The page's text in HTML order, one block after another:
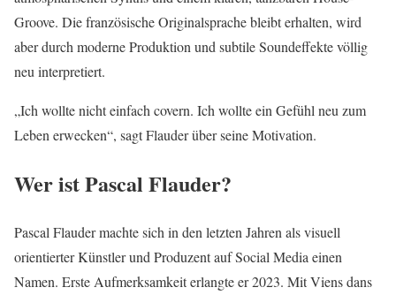
Groove. Die französische Originalsprache bleibt erhalten, wird
aber durch moderne Produktion und subtile Soundeffekte völlig
neu interpretiert.
„Ich wollte nicht einfach covern. Ich wollte ein Gefühl neu zum
Leben erwecken“, sagt Flauder über seine Motivation.
Wer ist Pascal Flauder?
Pascal Flauder machte sich in den letzten Jahren als visuell
orientierter Künstler und Produzent auf Social Media einen
Namen. Erste Aufmerksamkeit erlangte er 2023. Mit Viens dans